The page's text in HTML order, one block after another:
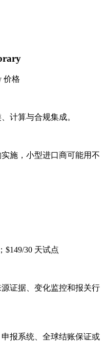
价格
计算与合规集成。
施，小型进口商可能用不
$149/30 天试点
证据、变化监控和报关行
报系统、全球结账保证或